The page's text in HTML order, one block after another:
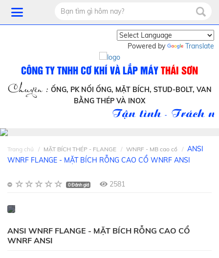
Powered by Translate
CÔNG TY TNHH CƠ KHÍ VÀ LẮP MÁYTHÁI SƠN
Chuyên : ỐNG, PK NỐI ỐNG, MẶT BÍCH, STUD-BOLT, VAN
BẰNG THÉP VÀ INOX
Tận tình - Trách
Trang chủ MẶT BÍCH THÉP - FLANGE WNRF - MB cao cổ
ANSI
WNRF FLANGE - MẶT BÍCH RỖNG CAO CỔ WNRF ANSI
0 Đánh giá 2581
ANSI WNRF FLANGE - MẶT BÍCH RỖNG CAO CỔ
WNRF ANSI